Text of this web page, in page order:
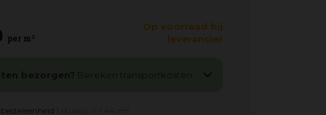
per m²
Op voorraad bij
leverancier